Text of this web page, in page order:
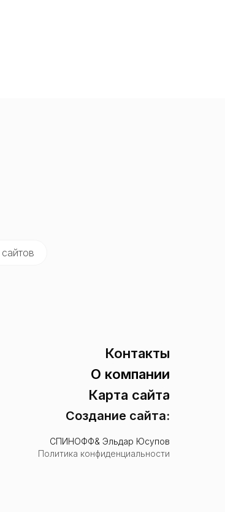
Политика конфиденциальности
Создание сайта:
СПИНОФФ& Эльдар Юсупов
Карта сайта
О компании
Контакты